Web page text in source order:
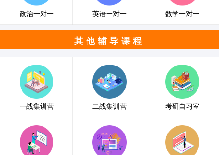
政治一对一 英语一对一 数学一对一
其他辅导课程
一战集训营 二战集训营 考研自习室